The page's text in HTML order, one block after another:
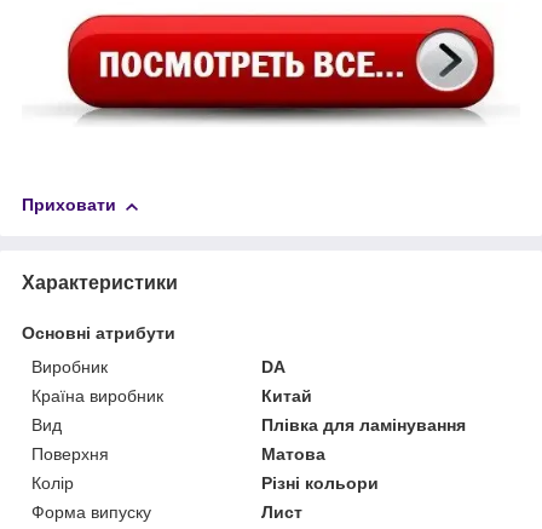
Приховати
Характеристики
Основні атрибути
Виробник
DA
Країна виробник
Китай
Вид
Плівка для ламінування
Поверхня
Матова
Колір
Різні кольори
Форма випуску
Лист